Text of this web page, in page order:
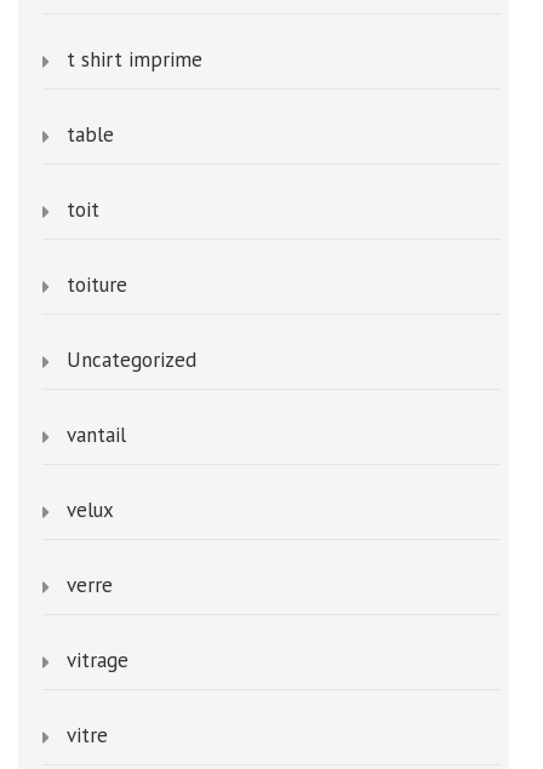
t shirt imprime
table
toit
toiture
Uncategorized
vantail
velux
verre
vitrage
vitre